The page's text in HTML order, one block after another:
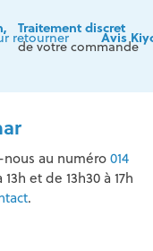
retourner
Traitement discret
de votre commande
Avis
nous au numéro014
et de 13h30 à 17h
.